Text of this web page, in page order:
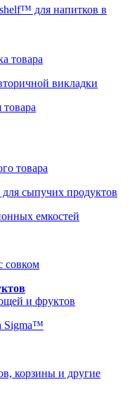
для напитков в
товара
викладки
товара
сыпучих продуктов
емкостей
совком
и фруктов
Sigma™
корзины и другие